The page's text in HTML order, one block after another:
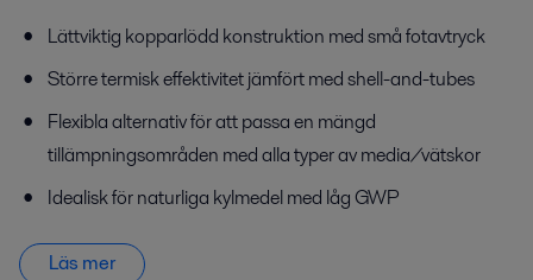
Lättviktig kopparlödd konstruktion med små fotavtryck
Större termisk effektivitet jämfört med shell-and-tubes
Flexibla alternativ för att passa en mängd
tillämpningsområden med alla typer av media/vätskor
Idealisk för naturliga kylmedel med låg GWP
Läs mer